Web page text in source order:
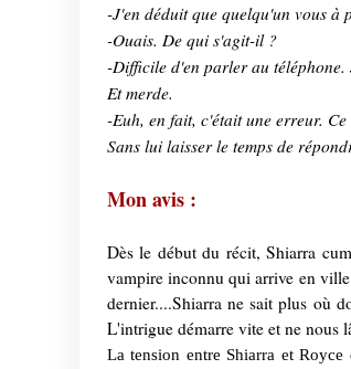
-J'en déduit que quelqu'un vous à
-Ouais. De qui s'agit-il ?
-Difficile d'en parler au téléphone.
Et merde.
-Euh, en fait, c'était une erreur.
Sans lui laisser le temps de
Mon avis :
Dès le début du récit, Shiarra
vampire inconnu qui arrive en ville
dernier....Shiarra ne sait plus où
L'intrigue démarre vite et ne nous
La tension entre Shiarra et